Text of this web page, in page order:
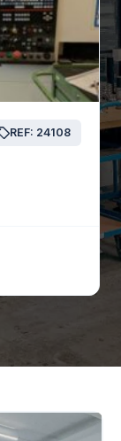
REF: 24108